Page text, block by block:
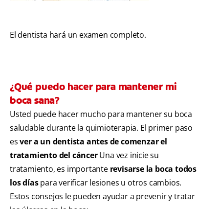
El dentista hará un examen completo.
¿Qué puedo hacer para mantener mi
boca sana?
Usted puede hacer mucho para mantener su boca
saludable durante la quimioterapia. El primer paso
esver a un dentista antes de comenzar el
tratamiento del cáncerUna vez inicie su
tratamiento, es importante revisarse la boca todos
los díaspara verificar lesiones u otros cambios.
Estos consejos le pueden ayudar a prevenir y tratar